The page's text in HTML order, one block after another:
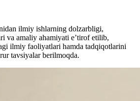
ilmiy ishlarning dolzarbligi,
va amaliy ahamiyati e’tirof etilib,
ilmiy faoliyatlari hamda tadqiqotlarini
tavsiyalar berilmoqda.